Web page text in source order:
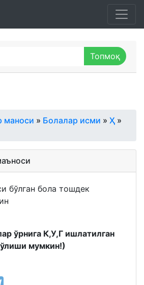
маноси » Болалар исми » Ҳ »
бўлган бола тошдек
ўрнига К,У,Г ишлатилган
мумкин!)